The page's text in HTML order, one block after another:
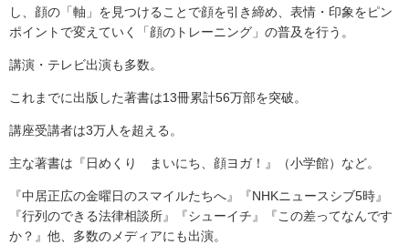
し、顔の「軸」を見つけることで顔を引き締め、表情・印象をピン
ポイントで変えていく「顔のトレーニング」の普及を行う。
講演・テレビ出演も多数。
これまでに出版した著書は13冊累計56万部を突破。
講座受講者は3万人を超える。
主な著書は『日めくり まいにち、顔ヨガ！』（小学館）など。
『中居正広の金曜日のスマイルたちへ』『NHKニュースシブ5時』
『行列のできる法律相談所』『シューイチ』『この差ってなんです
か？』他、多数のメディアにも出演。